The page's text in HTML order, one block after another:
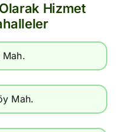
Hizmet
Mah.
Mah.